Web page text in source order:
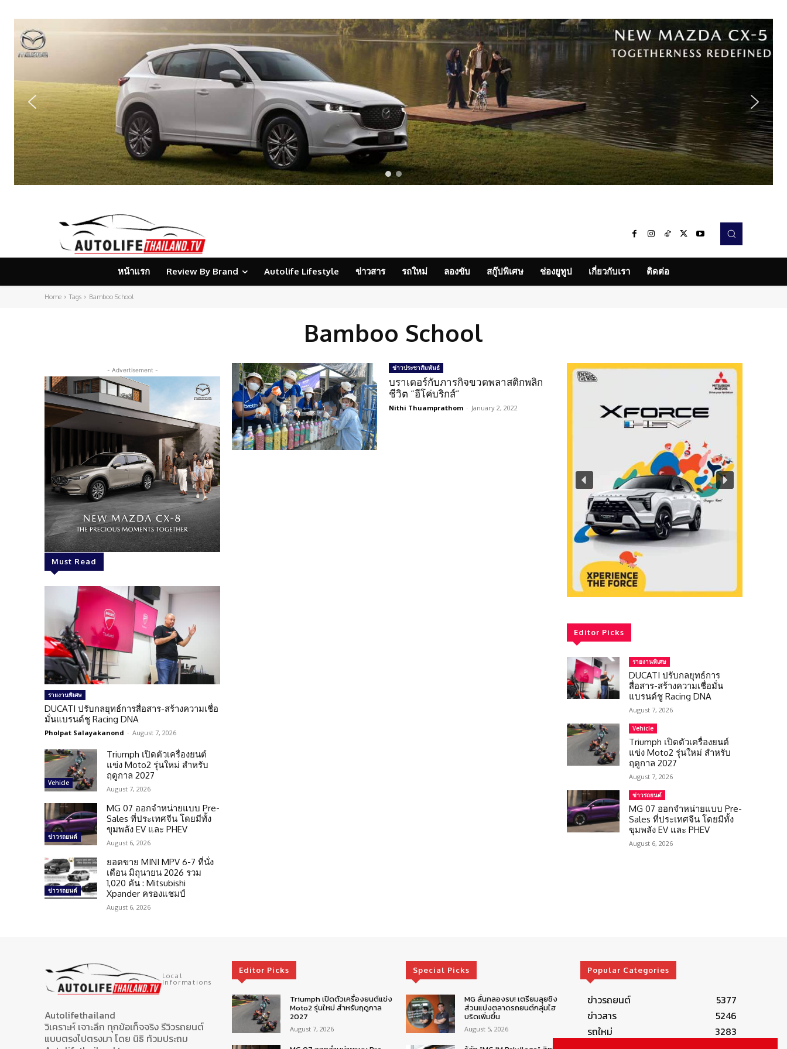
หน้าแรก Review By Brand Autolife Lifestyle ข่าวสาร รถใหม่ ลองขับ สกู๊ปพิเศษ ช่องยูทูป เกี่ยวกับเรา ติดต่อ
Home Tags Bamboo School
Bamboo School
- Advertisement -
Must Read
รายงานพิเศษ
DUCATI ปรับกลยุทธ์การสื่อสาร-สร้างความเชื่อ
มั่นแบรนด์ชู Racing DNA
Pholpat Salayakanond - August 7, 2026
Vehicle
Triumph เปิดตัวเครื่องยนต์
แข่ง Moto2 รุ่นใหม่ สำหรับ
ฤดูกาล 2027
August 7, 2026
ข่าวรถยนต์
MG 07 ออกจำหน่ายแบบ Pre-
Sales ที่ประเทศจีน โดยมีทั้ง
ขุมพลัง EV และ PHEV
August 6, 2026
ข่าวรถยนต์
ยอดขาย MINI MPV 6-7 ที่นั่ง
เดือน มิถุนายน 2026 รวม
1,020 คัน : Mitsubishi
Xpander ครองแชมป์
August 6, 2026
ข่าวประชาสัมพันธ์
บราเดอร์กับภารกิจขวดพลาสติกพลิก
ชีวิต “อีโค่บริกส์”
Nithi Thuamprathom - January 2, 2022
Editor Picks
รายงานพิเศษ
DUCATI ปรับกลยุทธ์การ
สื่อสาร-สร้างความเชื่อมั่น
แบรนด์ชู Racing DNA
August 7, 2026
Vehicle
Triumph เปิดตัวเครื่องยนต์
แข่ง Moto2 รุ่นใหม่ สำหรับ
ฤดูกาล 2027
August 7, 2026
ข่าวรถยนต์
MG 07 ออกจำหน่ายแบบ Pre-
Sales ที่ประเทศจีน โดยมีทั้ง
ขุมพลัง EV และ PHEV
August 6, 2026
Local
Informations
Autolifethailand
วิเคราะห์ เจาะลึก ทุกข้อเท็จจริง รีวิวรถยนต์
แบบตรงไปตรงมา โดย นิธิ ท้วมประถม
Editor Picks
Triumph เปิดตัวเครื่องยนต์แข่ง
Moto2 รุ่นใหม่ สำหรับฤดูกาล
2027
August 7, 2026
Special Picks
MG ลั่นกลองรบ! เตรียมลุยชิง
ส่วนแบ่งตลาดรถยนต์กลุ่มไฮ
บริดเพิ่มขึ้น
August 5, 2026
Popular Categories
ข่าวรถยนต์
5377
ข่าวสาร
5246
รถใหม่
3283